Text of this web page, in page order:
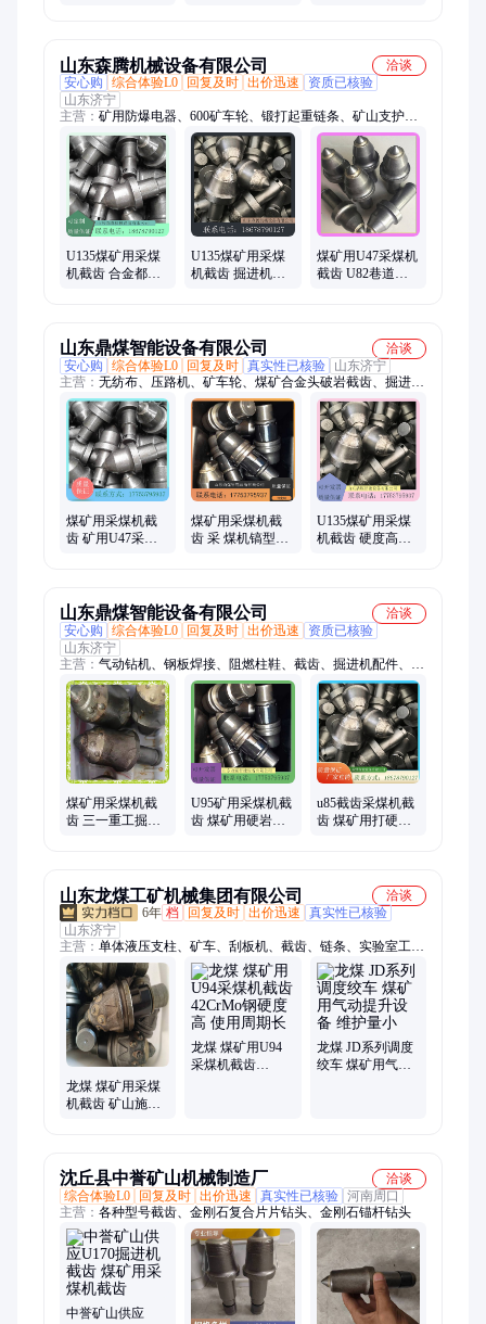
山东森腾机械设备有限公司
洽谈
安心购
综合体验L0 回复及时 出价迅速
资质已核验
山东济宁
主营： 矿用防爆电器、600矿车轮、锻打起重链条、矿山支护设
备
U135煤矿用采煤
机截齿 合金都岩
U135煤矿用采煤
机截齿 掘进机
煤矿用U47采煤机
截齿 U82巷道掘
山东鼎煤智能设备有限公司
洽谈
安心购
综合体验L0 回复及时 真实性已核验
山东济宁
主营： 无纺布、压路机、矿车轮、煤矿合金头破岩截齿、掘进机
配件、刮板机配件、铁路配件、链条、锚杆、树脂锚固剂
煤矿用采煤机截
齿 矿用U47采煤
煤矿用采煤机截
齿 采 煤机镐型截
U135煤矿用采煤
机截齿 硬度高使
山东鼎煤智能设备有限公司
洽谈
安心购
综合体验L0 回复及时 出价迅速
资质已核验
山东济宁
主营： 气动钻机、钢板焊接、阻燃柱鞋、截齿、掘进机配件、轨
道配件、地质钻杆、玻璃钢锚杆、打孔注药机、干式煤钻头、皮
带剥皮机、铸铁三角带、不锈钢皮带穿、防爆手拉葫芦、掘进机
油缸
煤矿用采煤机截
齿 三一重工掘进
U95矿用采煤机截
齿 煤矿用硬岩旋
u85截齿采煤机截
齿 煤矿用打硬岩
山东龙煤工矿机械集团有限公司
洽谈
6年 档 回复及时 出价迅速
真实性已核验
山东济宁
主营： 单体液压支柱、矿车、刮板机、截齿、链条、实验室工作
台、圆环链、台车、平板拖车
龙煤 煤矿用采煤
机截齿 矿山施工
龙煤 煤矿用U94
采煤机截齿
龙煤 JD系列调度
绞车 煤矿用气动
沈丘县中誉矿山机械制造厂
洽谈
综合体验L0
回复及时 出价迅速 真实性已核验 河南周口
主营： 各种型号截齿、金刚石复合片片钻头、金刚石锚杆钻头
中誉矿山供应